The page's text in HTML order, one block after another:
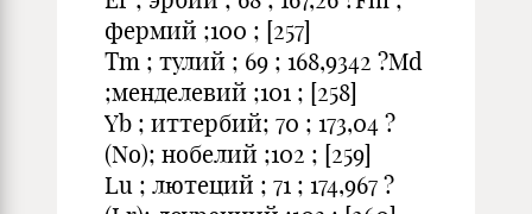
фермий ;100 ; [257]
Tm ; тулий ; 69 ; 168,9342 ?Md
;менделевий ;101 ; [258]
Yb ; иттербий; 70 ; 173,04 ?
(No); нобелий ;102 ; [259]
Lu ; лютеций ; 71 ; 174,967 ?